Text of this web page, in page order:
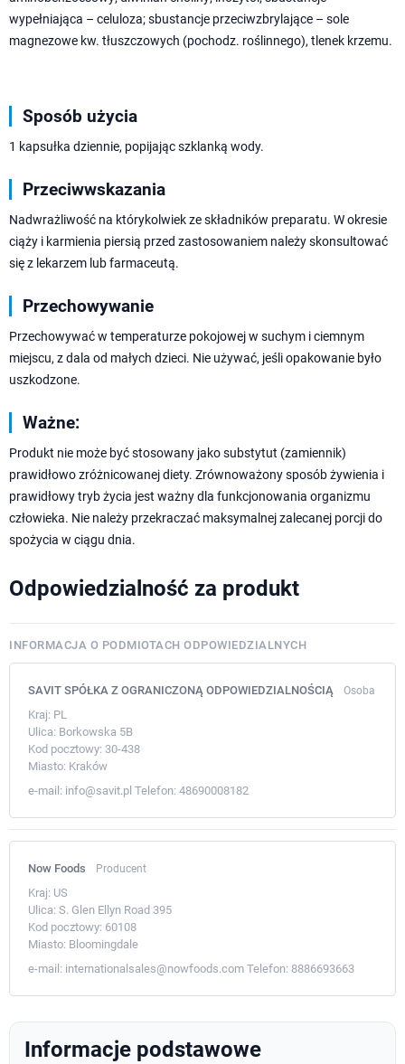
wypełniająca – celuloza; sbustancje przeciwzbrylające – sole
magnezowe kw. tłuszczowych (pochodz. roślinnego), tlenek krzemu.
Sposób użycia
1 kapsułka dziennie, popijając szklanką wody.
Przeciwwskazania
Nadwrażliwość na którykolwiek ze składników preparatu. W okresie
ciąży i karmienia piersią przed zastosowaniem należy skonsultować
się z lekarzem lub farmaceutą.
Przechowywanie
Przechowywać w temperaturze pokojowej w suchym i ciemnym
miejscu, z dala od małych dzieci. Nie używać, jeśli opakowanie było
uszkodzone.
Ważne:
Produkt nie może być stosowany jako substytut (zamiennik)
prawidłowo zróżnicowanej diety. Zrównoważony sposób żywienia i
prawidłowy tryb życia jest ważny dla funkcjonowania organizmu
człowieka. Nie należy przekraczać maksymalnej zalecanej porcji do
spożycia w ciągu dnia.
Odpowiedzialność za produkt
INFORMACJA O PODMIOTACH ODPOWIEDZIALNYCH
SAVIT SPÓŁKA Z OGRANICZONĄ ODPOWIEDZIALNOŚCIĄ Osoba
Kraj: PL
Ulica: Borkowska 5B
Kod pocztowy: 30-438
Miasto: Kraków
e-mail: info@savit.pl Telefon: 48690008182
Now Foods Producent
Kraj: US
Ulica: S. Glen Ellyn Road 395
Kod pocztowy: 60108
Miasto: Bloomingdale
e-mail: internationalsales@nowfoods.com Telefon: 8886693663
Informacje podstawowe